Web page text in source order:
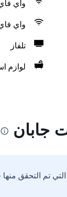
واي
واي
تلفاز
لوازم
جابان
تم التحقق